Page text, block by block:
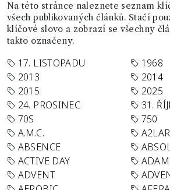
Na této stránce naleznete seznam
všech publikovaných článků. Stačí
klíčové slovo a zobrazí se všechny
takto označeny.
17. LISTOPADU
1968
2013
2014
2015
2025
24. PROSINEC
31.
70S
750
A.M.C.
ABSENCE
ACTIVE DAY
ADVENT